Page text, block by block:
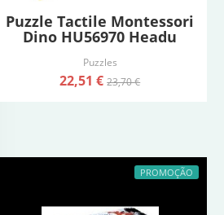
Puzzle Tactile Montessori
Dino HU56970 Headu
Puzzles
22,51 €23,70 €
PROMOÇÃO